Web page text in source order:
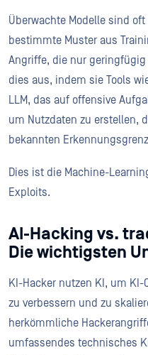
Überwachte Modelle sind
bestimmte Muster aus
Angriffe, die nur
dies aus, indem sie Tools
LLM, das auf offensive
um Nutzdaten zu erstellen,
bekannten
Dies ist die Machine-
Exploits.
AI-Hacking vs.
Die wichtigsten
KI-Hacker nutzen KI, um
zu verbessern und zu
herkömmliche
umfassendes technisches